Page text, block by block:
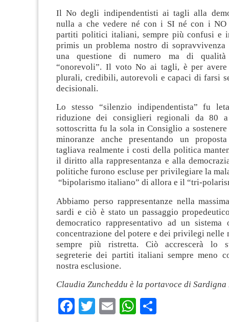
Il No degli indipendentisti ai tagli alla
nulla a che vedere né con i SI né con i NO
partiti politici italiani, sempre più confusi e
primis un problema nostro di
una questione di numero ma di
“onorevoli”. Il voto No ai tagli, è per avere
plurali, credibili, autorevoli e capaci di farsi
decisionali.
Lo stesso “silenzio indipendentista” fu
riduzione dei consiglieri regionali da 80
sottoscritta fu la sola in Consiglio a
minoranze anche presentando un
tagliava realmente i costi della politica
il diritto alla rappresentanza e alla
politiche furono escluse per privilegiare la
“bipolarismo italiano” di allora e il “tri-
Abbiamo perso rappresentanze nella
sardi e ciò è stato un passaggio
democratico rappresentativo ad un sistema
concentrazione del potere e dei privilegi nelle
sempre più ristretta. Ciò accrescerà lo
segreterie dei partiti italiani sempre meno
nostra esclusione.
Claudia Zuncheddu è la portavoce di
Facebook
TwitterEmailWhatsApp